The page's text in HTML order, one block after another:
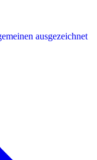
ausgezeichnet